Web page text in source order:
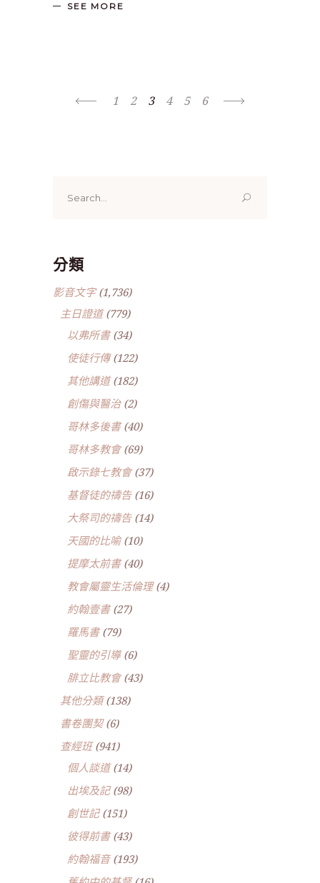
SEE MORE
1 2 3 4 5 6
for:
分類
影音文字(1,736)
主日證道(779)
以弗所書(34)
使徒行傳(122)
其他講道(182)
創傷與醫治(2)
哥林多後書(40)
哥林多教會(69)
啟示錄七教會(37)
基督徒的禱告(16)
大祭司的禱告(14)
天國的比喻(10)
提摩太前書(40)
教會屬靈生活倫理(4)
約翰壹書(27)
羅馬書(79)
聖靈的引導(6)
腓立比教會(43)
其他分類(138)
書卷團契(6)
查經班(941)
個人談道(14)
出埃及記(98)
創世記(151)
彼得前書(43)
約翰福音(193)